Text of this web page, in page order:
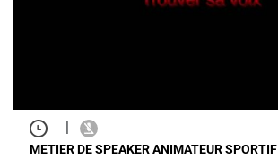
METIER DE SPEAKER ANIMATEUR SPORTIF